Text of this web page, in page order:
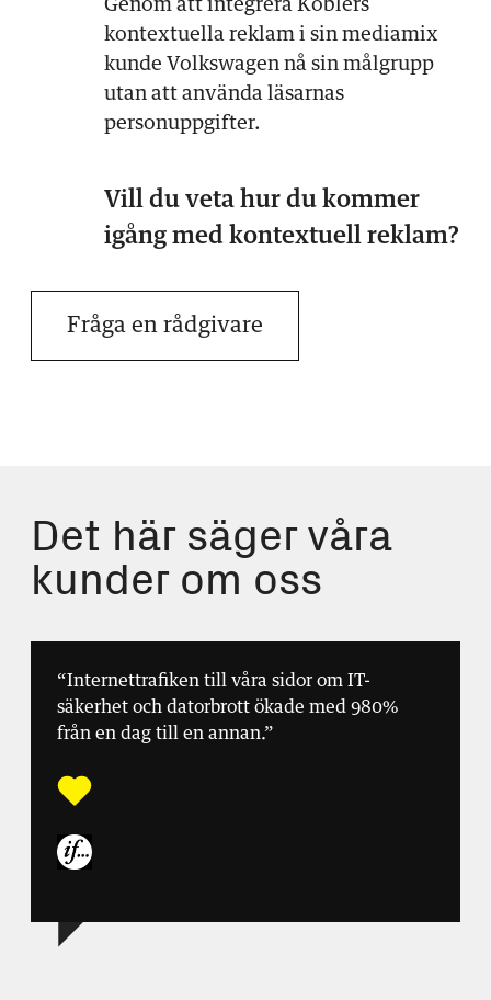
Genom att integrera Koblers
kontextuella reklam i sin mediamix
kunde Volkswagen nå sin målgrupp
utan att använda läsarnas
personuppgifter.
Vill du veta hur du kommer
igång med kontextuell reklam?
Fråga en rådgivare
Det här säger våra
kunder om oss
“Internettrafiken till våra sidor om IT-
säkerhet och datorbrott ökade med 980%
från en dag till en annan.”